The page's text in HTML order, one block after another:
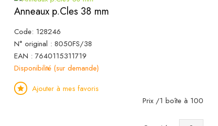
Anneaux p.Cles 38 mm
Code: 128246
N° original : 8050FS/38
EAN : 7640115311719
Disponibilité (sur demande)
Ajouter à mes favoris
Prix /1 boîte à 100